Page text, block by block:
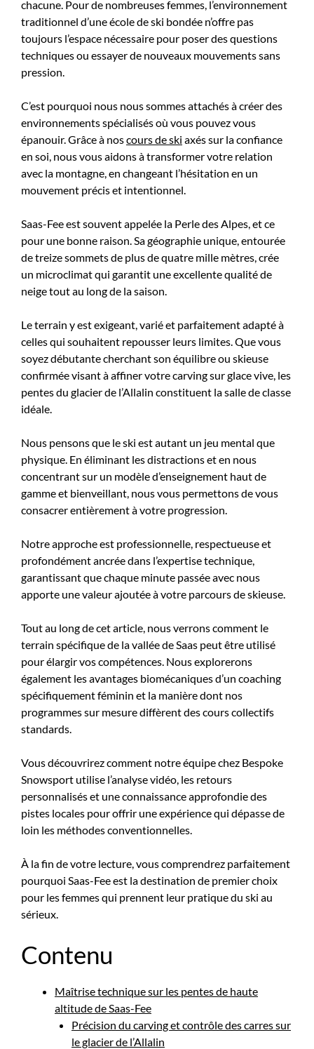
chacune. Pour de nombreuses femmes, l’environnement
traditionnel d’une école de ski bondée n’offre pas
toujours l’espace nécessaire pour poser des questions
techniques ou essayer de nouveaux mouvements sans
pression.
C’est pourquoi nous nous sommes attachés à créer des
environnements spécialisés où vous pouvez vous
épanouir. Grâce à noscours de ski axés sur la confiance
en soi, nous vous aidons à transformer votre relation
avec la montagne, en changeant l’hésitation en un
mouvement précis et intentionnel.
Saas-Fee est souvent appelée la Perle des Alpes, et ce
pour une bonne raison. Sa géographie unique, entourée
de treize sommets de plus de quatre mille mètres, crée
un microclimat qui garantit une excellente qualité de
neige tout au long de la saison.
Le terrain y est exigeant, varié et parfaitement adapté à
celles qui souhaitent repousser leurs limites. Que vous
soyez débutante cherchant son équilibre ou skieuse
confirmée visant à affiner votre carving sur glace vive, les
pentes du glacier de l’Allalin constituent la salle de classe
idéale.
Nous pensons que le ski est autant un jeu mental que
physique. En éliminant les distractions et en nous
concentrant sur un modèle d’enseignement haut de
gamme et bienveillant, nous vous permettons de vous
consacrer entièrement à votre progression.
Notre approche est professionnelle, respectueuse et
profondément ancrée dans l’expertise technique,
garantissant que chaque minute passée avec nous
apporte une valeur ajoutée à votre parcours de skieuse.
Tout au long de cet article, nous verrons comment le
terrain spécifique de la vallée de Saas peut être utilisé
pour élargir vos compétences. Nous explorerons
également les avantages biomécaniques d’un coaching
spécifiquement féminin et la manière dont nos
programmes sur mesure diffèrent des cours collectifs
standards.
Vous découvrirez comment notre équipe chez Bespoke
Snowsport utilise l’analyse vidéo, les retours
personnalisés et une connaissance approfondie des
pistes locales pour offrir une expérience qui dépasse de
loin les méthodes conventionnelles.
À la fin de votre lecture, vous comprendrez parfaitement
pourquoi Saas-Fee est la destination de premier choix
pour les femmes qui prennent leur pratique du ski au
sérieux.
Contenu
Maîtrise technique sur les pentes de haute
altitude de Saas-Fee
Précision du carving et contrôle des carres sur
le glacier de l’Allalin